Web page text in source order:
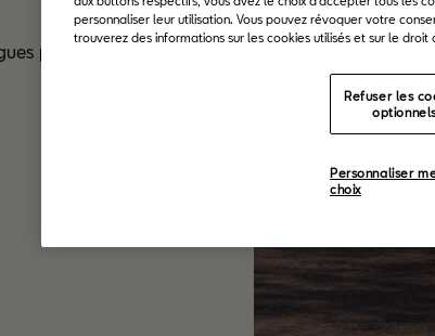
pour
personnaliser leur utilisation. Vous pouvez révoquer votre
trouverez des informations sur les cookies utilisés et sur le
Refuser les
Personnaliser
choix